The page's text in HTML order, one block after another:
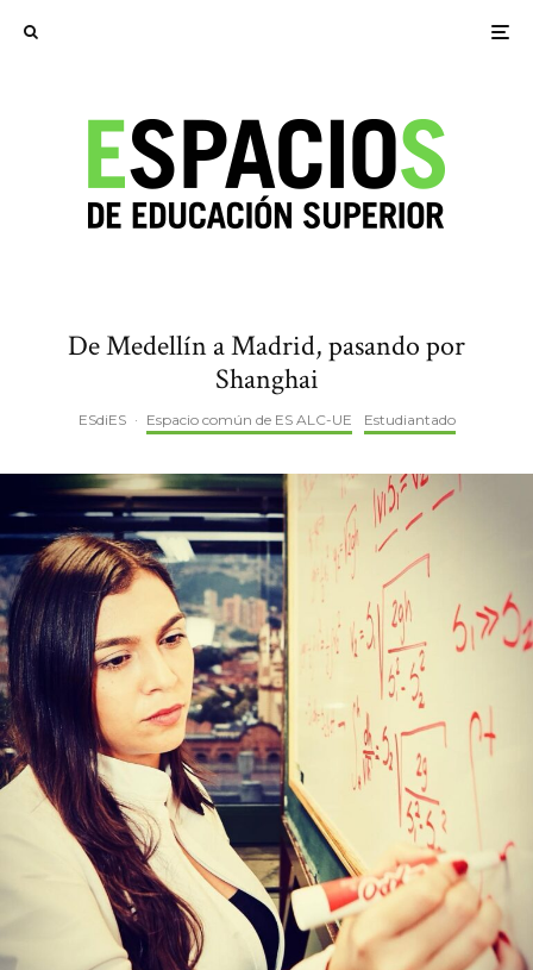
De Medellín a Madrid, pasando por
Shanghai
ESdiES · Espacio común de ES ALC-UE Estudiantado